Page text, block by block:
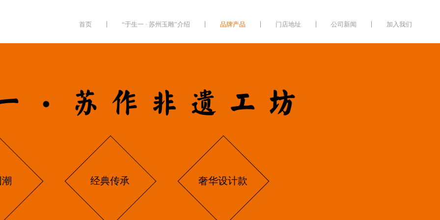
首页 “于生一 · 苏州玉雕”介绍 品牌产品 门店地址 公司新闻 加入我们
·苏作非遗工坊
经典传承 奢华设计款